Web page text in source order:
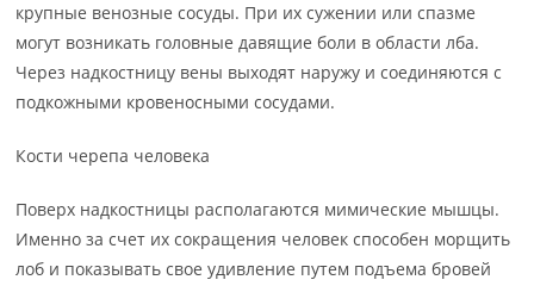
крупные венозные сосуды. При их сужении или спазме
могут возникать головные давящие боли в области лба.
Через надкостницу вены выходят наружу и соединяются с
подкожными кровеносными сосудами.
Кости черепа человека
Поверх надкостницы располагаются мимические мышцы.
Именно за счет их сокращения человек способен морщить
лоб и показывать свое удивление путем подъема бровей